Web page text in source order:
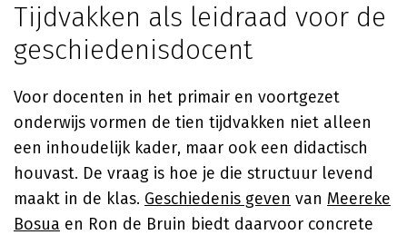
Tijdvakken als leidraad voor de
geschiedenisdocent
Voor docenten in het primair en voortgezet
onderwijs vormen de tien tijdvakken niet alleen
een inhoudelijk kader, maar ook een didactisch
houvast. De vraag is hoe je die structuur levend
maakt in de klas. Geschiedenis geven van Meereke
Bosua en Ron de Bruin biedt daarvoor concrete